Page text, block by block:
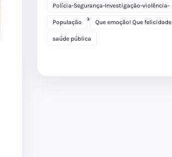
Polícia-Segurança-Investigação-violência-
Polícia Militar-delegacia
População Que emoção! Que felicidade
saúde pública